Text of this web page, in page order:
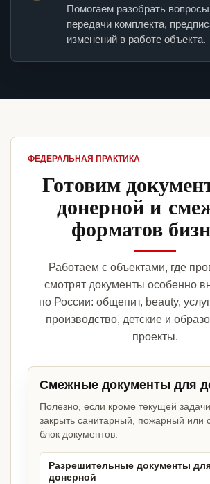
Помогаем разобрать
передачи комплекта,
изменений в работе объекта.
ФЕДЕРАЛЬНАЯ ПРАКТИКА
Готовим
донерной и
форматов
Работаем с объектами, где
смотрят документы особенно
по России: общепит, beauty,
производство, детские и
проекты.
Смежные документы для
Полезно, если кроме текущей
закрыть санитарный, пожарный или
блок документов.
Разрешительные документы
донерной